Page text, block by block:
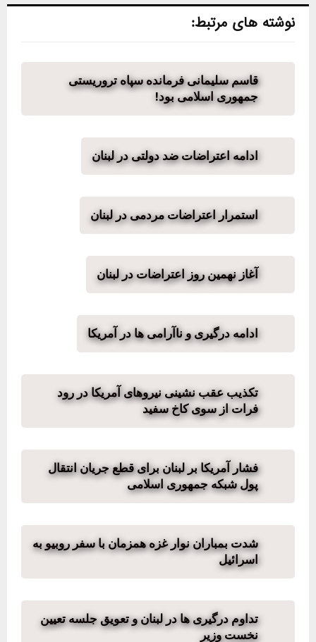
نوشته های مرتبط:
قاسم سلیمانی فرمانده سپاه تروریستی
جمهوری اسلامی بود!
ادامه اعتراضات ضد دولتی در لبنان
استمرار اعتراضات مردمی در لبنان
آغاز نهمین روز اعتراضات در لبنان
ادامه درگیری و ناآرامی ها در آمریکا
تکذیب عقب نشینی نیروهای آمریکا در رود
فرات از سوی کاخ سفید
فشار آمریکا بر لبنان برای قطع جریان انتقال
پول شبکه جمهوری اسلامی
شدت بمباران نوار غزه همزمان با سفر روبیو به
اسرائیل
تداوم درگیری ها در لبنان و تعویق جلسه تعیین
نخست وزیر